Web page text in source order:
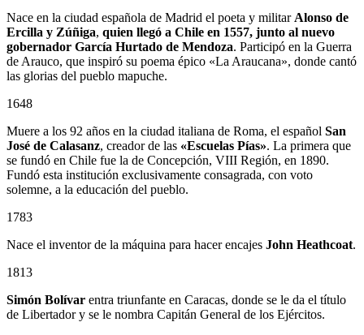
Nace en la ciudad española de Madrid el poeta y militar Alonso de
Ercilla y Zúñiga, quien llegó a Chile en 1557, junto al nuevo
gobernador García Hurtado de Mendoza. Participó en la Guerra
de Arauco, que inspiró su poema épico «La Araucana», donde cantó
las glorias del pueblo mapuche.
1648
Muere a los 92 años en la ciudad italiana de Roma, el español San
José de Calasanz, creador de las «Escuelas Pías». La primera que
se fundó en Chile fue la de Concepción, VIII Región, en 1890.
Fundó esta institución exclusivamente consagrada, con voto
solemne, a la educación del pueblo.
1783
Nace el inventor de la máquina para hacer encajes John Heathcoat.
1813
Simón Bolívar entra triunfante en Caracas, donde se le da el título
de Libertador y se le nombra Capitán General de los Ejércitos.